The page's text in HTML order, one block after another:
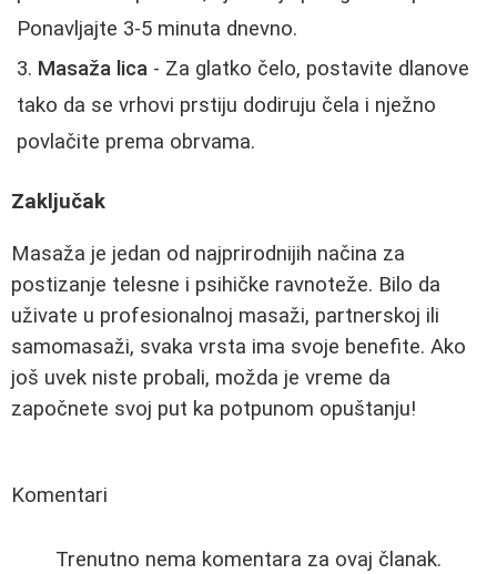
Ponavljajte 3-5 minuta dnevno.
Masaža lica - Za glatko čelo, postavite dlanove
tako da se vrhovi prstiju dodiruju čela i nježno
povlačite prema obrvama.
Zaključak
Masaža je jedan od najprirodnijih načina za
postizanje telesne i psihičke ravnoteže. Bilo da
uživate u profesionalnoj masaži, partnerskoj ili
samomasaži, svaka vrsta ima svoje benefite. Ako
još uvek niste probali, možda je vreme da
započnete svoj put ka potpunom opuštanju!
Komentari
Trenutno nema komentara za ovaj članak.